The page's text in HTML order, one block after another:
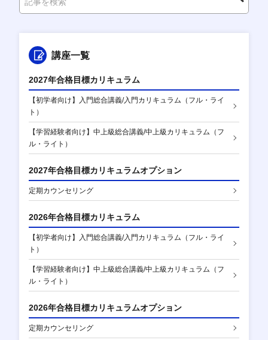
講座一覧
2027年合格目標カリキュラム
【初学者向け】入門総合講義/入門カリキュラム（フル・ライ
ト）
【学習経験者向け】中上級総合講義/中上級カリキュラム（フ
ル・ライト）
2027年合格目標カリキュラムオプション
定期カウンセリング
2026年合格目標カリキュラム
【初学者向け】入門総合講義/入門カリキュラム（フル・ライ
ト）
【学習経験者向け】中上級総合講義/中上級カリキュラム（フ
ル・ライト）
2026年合格目標カリキュラムオプション
定期カウンセリング